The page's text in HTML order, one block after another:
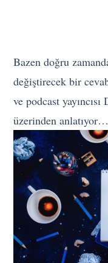
Bazen doğru
değiştirecek bir
ve podcast
üzerinden anlatıyor…